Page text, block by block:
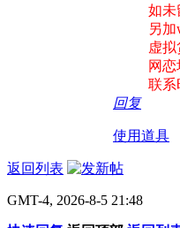
如未
另加
虚
网
联系
回复
使用道具
返回列表
GMT-4, 2026-8-5 21:48